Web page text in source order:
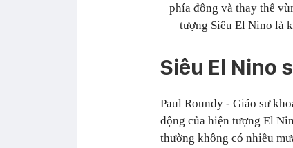
phía đông và thay thế
tượng Siêu El Nino là
Siêu El Nino
Paul Roundy - Giáo sư
động của hiện tượng El
thường không có nhiều